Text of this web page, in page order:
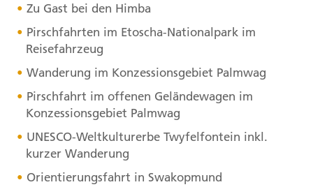
Zu Gast bei den Himba
Pirschfahrten im Etoscha-Nationalpark im
Reisefahrzeug
Wanderung im Konzessionsgebiet Palmwag
Pirschfahrt im offenen Geländewagen im
Konzessionsgebiet Palmwag
UNESCO-Weltkulturerbe Twyfelfontein inkl.
kurzer Wanderung
Orientierungsfahrt in Swakopmund